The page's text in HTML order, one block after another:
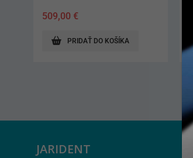
509,00 €
PRIDAŤ DO KOŠÍKA
JARIDENT